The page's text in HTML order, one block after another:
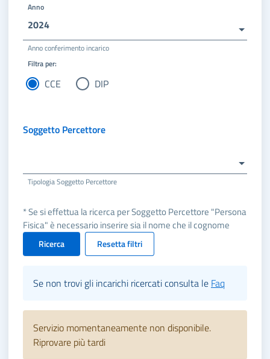
Anno
2024
Anno conferimento incarico
Filtra per:
CCE DIP
Soggetto Percettore
Tipologia Soggetto Percettore
* Se si effettua la ricerca per Soggetto Percettore "Persona
Fisica" è necessario inserire sia il nome che il cognome
Ricerca Resetta filtri
Se non trovi gli incarichi ricercati consulta le Faq
Servizio momentaneamente non disponibile.
Riprovare più tardi